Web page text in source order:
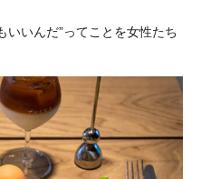
いいんだ”ってことを女性たち